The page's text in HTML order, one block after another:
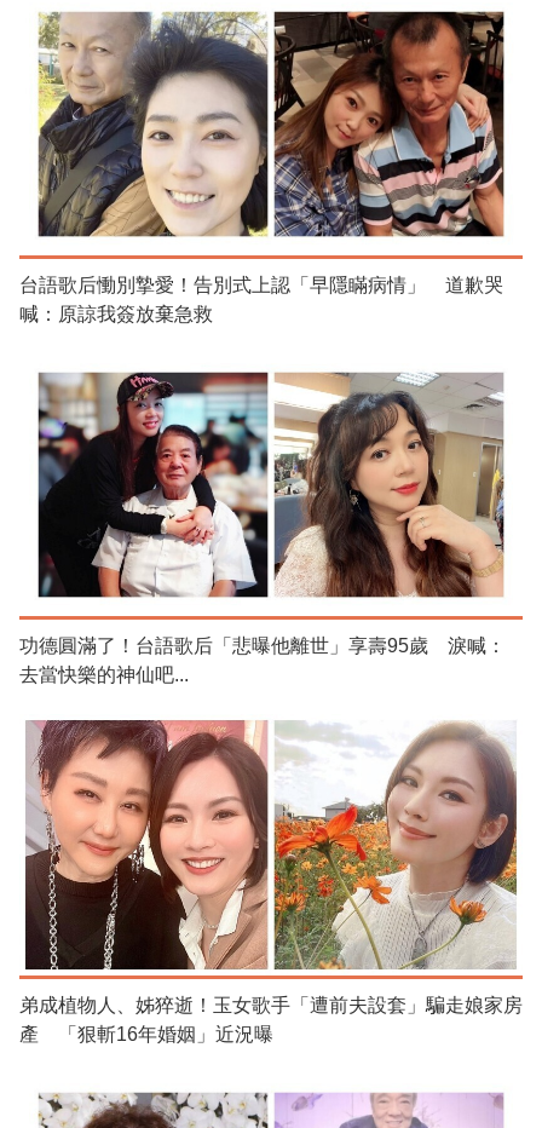
台語歌后慟別摯愛！告別式上認「早隱瞞病情」 道歉哭
喊：原諒我簽放棄急救
功德圓滿了！台語歌后「悲曝他離世」享壽95歲 淚喊：
去當快樂的神仙吧...
弟成植物人、姊猝逝！玉女歌手「遭前夫設套」騙走娘家房
產 「狠斬16年婚姻」近況曝